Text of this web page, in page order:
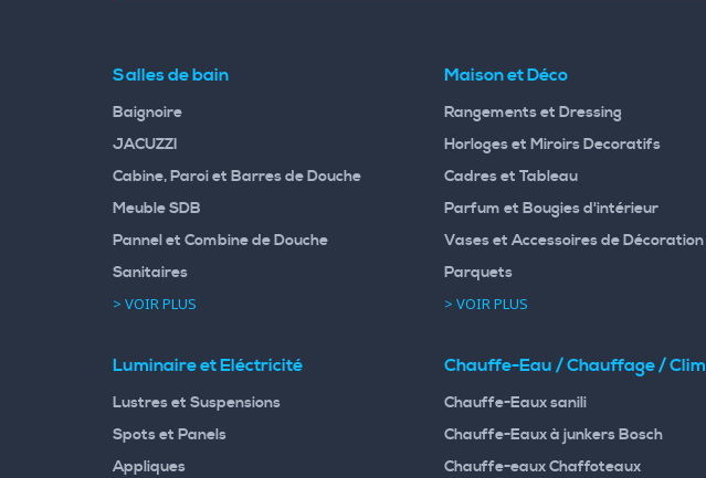
Salles de bain
Baignoire
JACUZZI
Cabine, Paroi et Barres de Douche
Meuble SDB
Pannel et Combine de Douche
Sanitaires
> VOIR PLUS
Maison et Déco
Rangements et Dressing
Horloges et Miroirs Decoratifs
Cadres et Tableau
Parfum et Bougies d'intérieur
Vases et Accessoires de Décoration
Parquets
> VOIR PLUS
Luminaire et Eléctricité
Lustres et Suspensions
Spots et Panels
Appliques
Chauffe-Eau / Chauffage / Clim
Chauffe-Eaux sanili
Chauffe-Eaux à junkers Bosch
Chauffe-eaux Chaffoteaux